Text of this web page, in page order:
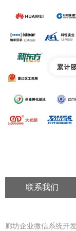
联系我们
廊坊企业微信系统开